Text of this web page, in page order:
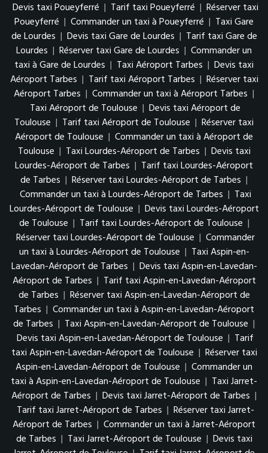
Devis taxi Poueyferré | Tarif taxi Poueyferré | Réserver taxi
Poueyferré | Commander un taxi à Poueyferré | Taxi Gare
de Lourdes | Devis taxi Gare de Lourdes | Tarif taxi Gare de
Lourdes | Réserver taxi Gare de Lourdes | Commander un
taxi à Gare de Lourdes | Taxi Aéroport Tarbes | Devis taxi
Aéroport Tarbes | Tarif taxi Aéroport Tarbes | Réserver taxi
Aéroport Tarbes | Commander un taxi à Aéroport Tarbes |
Taxi Aéroport de Toulouse | Devis taxi Aéroport de
Toulouse | Tarif taxi Aéroport de Toulouse | Réserver taxi
Aéroport de Toulouse | Commander un taxi à Aéroport de
Toulouse | Taxi Lourdes-Aéroport de Tarbes | Devis taxi
Lourdes-Aéroport de Tarbes | Tarif taxi Lourdes-Aéroport
de Tarbes | Réserver taxi Lourdes-Aéroport de Tarbes |
Commander un taxi à Lourdes-Aéroport de Tarbes | Taxi
Lourdes-Aéroport de Toulouse | Devis taxi Lourdes-Aéroport
de Toulouse | Tarif taxi Lourdes-Aéroport de Toulouse |
Réserver taxi Lourdes-Aéroport de Toulouse | Commander
un taxi à Lourdes-Aéroport de Toulouse | Taxi Aspin-en-
Lavedan-Aéroport de Tarbes | Devis taxi Aspin-en-Lavedan-
Aéroport de Tarbes | Tarif taxi Aspin-en-Lavedan-Aéroport
de Tarbes | Réserver taxi Aspin-en-Lavedan-Aéroport de
Tarbes | Commander un taxi à Aspin-en-Lavedan-Aéroport
de Tarbes | Taxi Aspin-en-Lavedan-Aéroport de Toulouse |
Devis taxi Aspin-en-Lavedan-Aéroport de Toulouse | Tarif
taxi Aspin-en-Lavedan-Aéroport de Toulouse | Réserver taxi
Aspin-en-Lavedan-Aéroport de Toulouse | Commander un
taxi à Aspin-en-Lavedan-Aéroport de Toulouse | Taxi Jarret-
Aéroport de Tarbes | Devis taxi Jarret-Aéroport de Tarbes |
Tarif taxi Jarret-Aéroport de Tarbes | Réserver taxi Jarret-
Aéroport de Tarbes | Commander un taxi à Jarret-Aéroport
de Tarbes | Taxi Jarret-Aéroport de Toulouse | Devis taxi